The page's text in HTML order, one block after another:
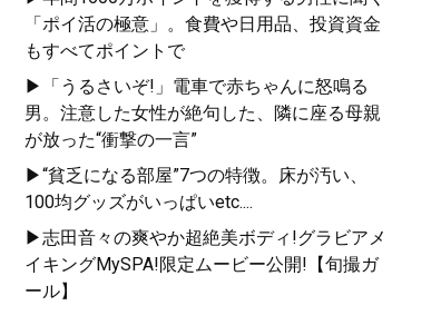
「ポイ活の極意」。食費や日用品、投資資金
もすべてポイントで
▶「うるさいぞ!」電車で赤ちゃんに怒鳴る
男。注意した女性が絶句した、隣に座る母親
が放った“衝撃の一言”
▶“貧乏になる部屋”7つの特徴。床が汚い、
100均グッズがいっぱいetc....
▶志田音々の爽やか超絶美ボディ!グラビアメ
イキングMySPA!限定ムービー公開!【旬撮ガ
ール】